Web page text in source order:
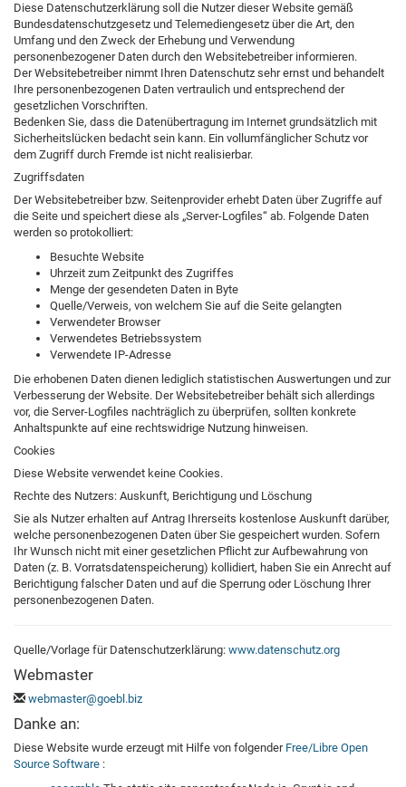
Diese Datenschutzerklärung soll die Nutzer dieser Website gemäß
Bundesdatenschutzgesetz und Telemediengesetz über die Art, den
Umfang und den Zweck der Erhebung und Verwendung
personenbezogener Daten durch den Websitebetreiber informieren.
Der Websitebetreiber nimmt Ihren Datenschutz sehr ernst und behandelt
Ihre personenbezogenen Daten vertraulich und entsprechend der
gesetzlichen Vorschriften.
Bedenken Sie, dass die Datenübertragung im Internet grundsätzlich mit
Sicherheitslücken bedacht sein kann. Ein vollumfänglicher Schutz vor
dem Zugriff durch Fremde ist nicht realisierbar.
Zugriffsdaten
Der Websitebetreiber bzw. Seitenprovider erhebt Daten über Zugriffe auf
die Seite und speichert diese als „Server-Logfiles“ ab. Folgende Daten
werden so protokolliert:
Besuchte Website
Uhrzeit zum Zeitpunkt des Zugriffes
Menge der gesendeten Daten in Byte
Quelle/Verweis, von welchem Sie auf die Seite gelangten
Verwendeter Browser
Verwendetes Betriebssystem
Verwendete IP-Adresse
Die erhobenen Daten dienen lediglich statistischen Auswertungen und zur
Verbesserung der Website. Der Websitebetreiber behält sich allerdings
vor, die Server-Logfiles nachträglich zu überprüfen, sollten konkrete
Anhaltspunkte auf eine rechtswidrige Nutzung hinweisen.
Cookies
Diese Website verwendet keine Cookies.
Rechte des Nutzers: Auskunft, Berichtigung und Löschung
Sie als Nutzer erhalten auf Antrag Ihrerseits kostenlose Auskunft darüber,
welche personenbezogenen Daten über Sie gespeichert wurden. Sofern
Ihr Wunsch nicht mit einer gesetzlichen Pflicht zur Aufbewahrung von
Daten (z. B. Vorratsdatenspeicherung) kollidiert, haben Sie ein Anrecht auf
Berichtigung falscher Daten und auf die Sperrung oder Löschung Ihrer
personenbezogenen Daten.
Quelle/Vorlage für Datenschutzerklärung: www.datenschutz.org
Webmaster
webmaster@goebl.biz
Danke an:
Diese Website wurde erzeugt mit Hilfe von folgender Free/Libre Open
Source Software :